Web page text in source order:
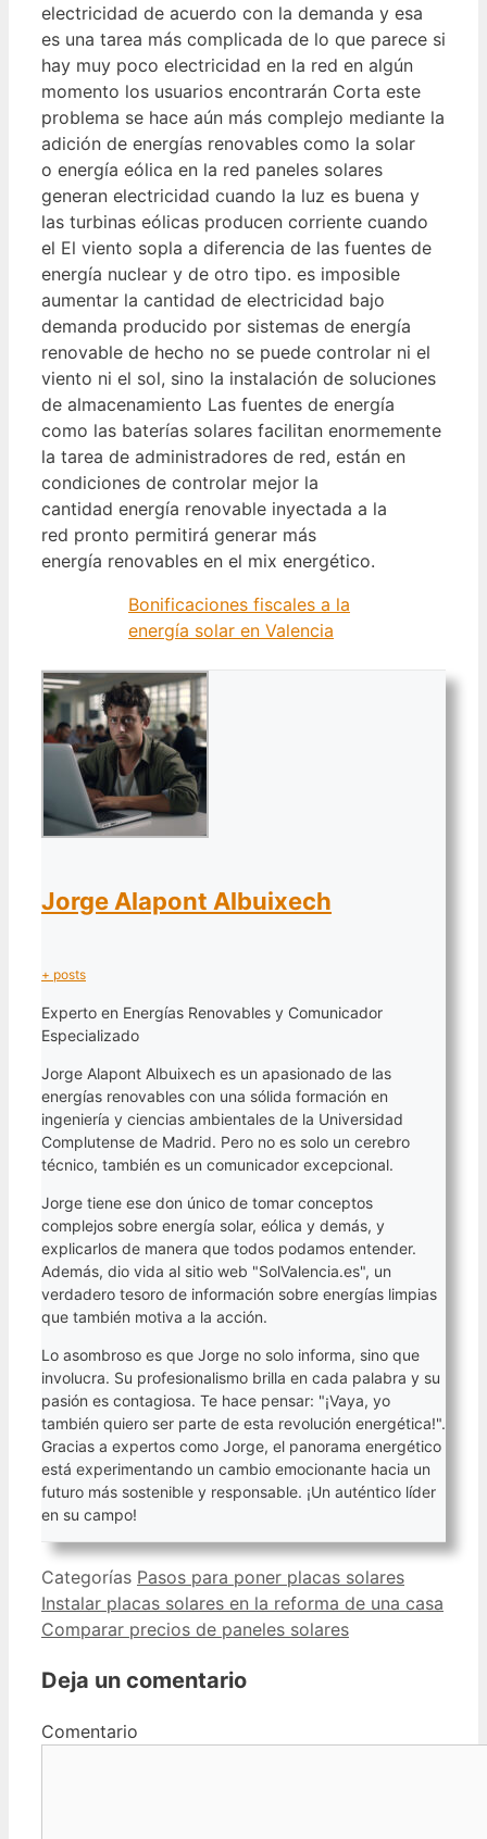
electricidad de acuerdo con la demanda y esa
es una tarea más complicada de lo que parece si
hay muy poco electricidad en la red en algún
momento los usuarios encontrarán Corta este
problema se hace aún más complejo mediante la
adición de energías renovables como la solar
o energía eólica en la red paneles solares
generan electricidad cuando la luz es buena y
las turbinas eólicas producen corriente cuando
el El viento sopla a diferencia de las fuentes de
energía nuclear y de otro tipo. es imposible
aumentar la cantidad de electricidad bajo
demanda producido por sistemas de energía
renovable de hecho no se puede controlar ni el
viento ni el sol, sino la instalación de soluciones
de almacenamiento Las fuentes de energía
como las baterías solares facilitan enormemente
la tarea de administradores de red, están en
condiciones de controlar mejor la
cantidad energía renovable inyectada a la
red pronto permitirá generar más
energía renovables en el mix energético.
Bonificaciones fiscales a la
energía solar en Valencia
Jorge Alapont Albuixech
+ posts
Experto en Energías Renovables y Comunicador
Especializado
Jorge Alapont Albuixech es un apasionado de las
energías renovables con una sólida formación en
ingeniería y ciencias ambientales de la Universidad
Complutense de Madrid. Pero no es solo un cerebro
técnico, también es un comunicador excepcional.
Jorge tiene ese don único de tomar conceptos
complejos sobre energía solar, eólica y demás, y
explicarlos de manera que todos podamos entender.
Además, dio vida al sitio web "SolValencia.es", un
verdadero tesoro de información sobre energías limpias
que también motiva a la acción.
Lo asombroso es que Jorge no solo informa, sino que
involucra. Su profesionalismo brilla en cada palabra y su
pasión es contagiosa. Te hace pensar: "¡Vaya, yo
también quiero ser parte de esta revolución energética!".
Gracias a expertos como Jorge, el panorama energético
está experimentando un cambio emocionante hacia un
futuro más sostenible y responsable. ¡Un auténtico líder
en su campo!
Categorías Pasos para poner placas solares
Instalar placas solares en la reforma de una casa
Comparar precios de paneles solares
Deja un comentario
Comentario